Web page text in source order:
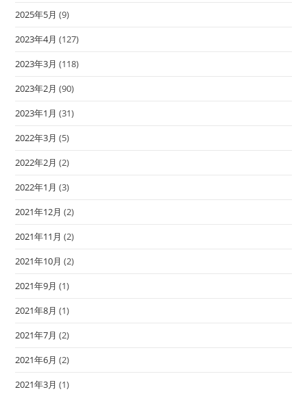
2025年5月 (9)
2023年4月 (127)
2023年3月 (118)
2023年2月 (90)
2023年1月 (31)
2022年3月 (5)
2022年2月 (2)
2022年1月 (3)
2021年12月 (2)
2021年11月 (2)
2021年10月 (2)
2021年9月 (1)
2021年8月 (1)
2021年7月 (2)
2021年6月 (2)
2021年3月 (1)